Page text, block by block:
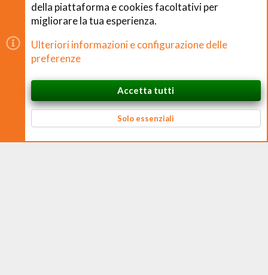
Copyright © CHEFS.0 Training S.R.L. 2018 − 2026
È vietata la riproduzione non autorizzata di contenuti e
CHEFS.0 Training S.R.L. – Via Ferruccio Ferrari, 2 – 42124 Reggio nell’Emilia
P. IVA 02938170350 – CF e N. Iscrizione Registro Imprese 02938170350 –
REA RE 326384 – Cap. Soc. € 10.000 i.v.
In cima Basso
della piattaforma e cookies facoltativi per
migliorare la tua esperienza.
Ulteriori informazioni e configurazione delle
preferenze
Accetta tutti
Solo essenziali